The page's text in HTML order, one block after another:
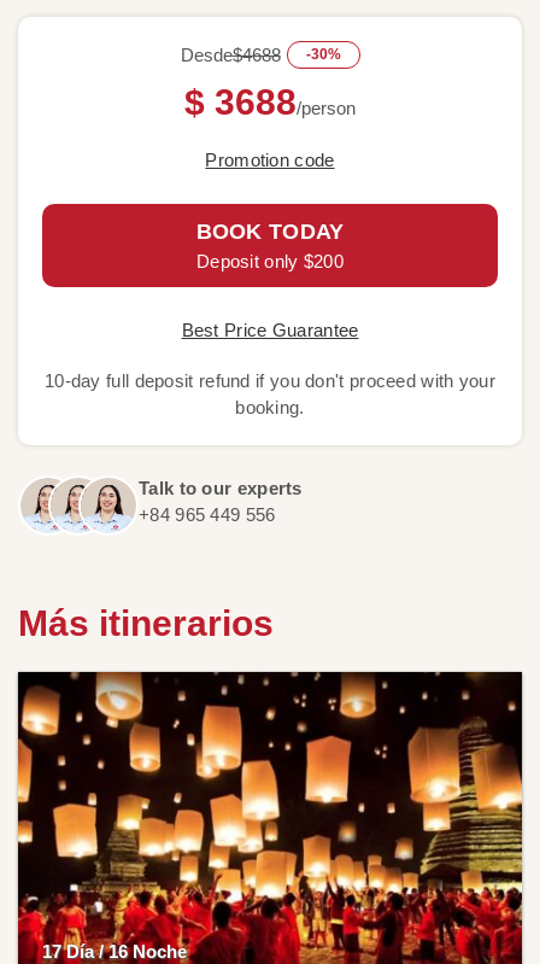
Desde$4688 -30%
$ 3688/person
Promotion code
BOOK TODAY
Deposit only $200
Best Price Guarantee
10-day full deposit refund if you don't proceed with your
booking.
Talk to our experts
+84 965 449 556
Más itinerarios
17 Día / 16 Noche